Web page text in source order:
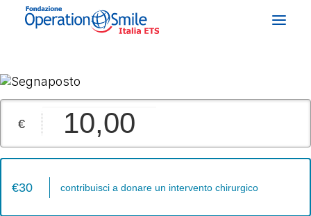
COSA FACCIAMO
COSA PUOI FARE TU
STORIE E TESTIMONIANZE
€
contribuisci a donare un intervento chirurgico